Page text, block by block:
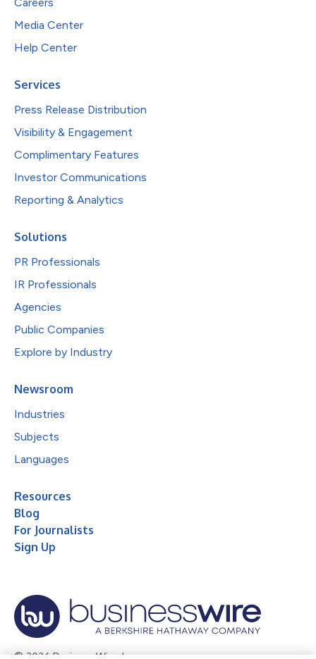
Media Center
Help Center
Services
Press Release Distribution
Visibility & Engagement
Complimentary Features
Investor Communications
Reporting & Analytics
Solutions
PR Professionals
IR Professionals
Agencies
Public Companies
Explore by Industry
Newsroom
Industries
Subjects
Languages
Resources
Blog
For Journalists
Sign Up